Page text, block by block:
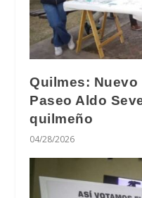
Quilmes: Nuevo
Paseo Aldo
quilmeño
04/28/2026